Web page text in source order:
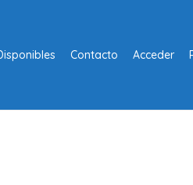
Contacto Acceder